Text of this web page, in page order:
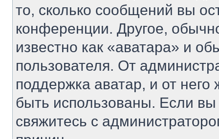
то, сколько сообщений вы
конференции. Другое,
известно как «аватара» и
пользователя. От
поддержка аватар, и от него
быть использованы. Если
свяжитесь с